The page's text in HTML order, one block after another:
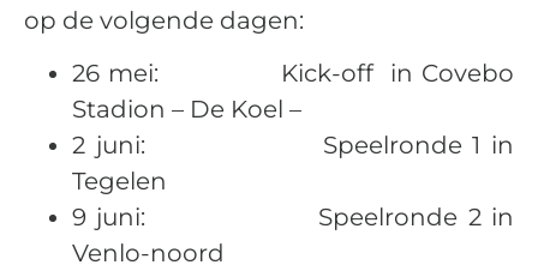
op de volgende dagen:
26 mei: Kick-off in Covebo
Stadion – De Koel –
2 juni: Speelronde 1 in
Tegelen
9 juni: Speelronde 2 in
Venlo-noord